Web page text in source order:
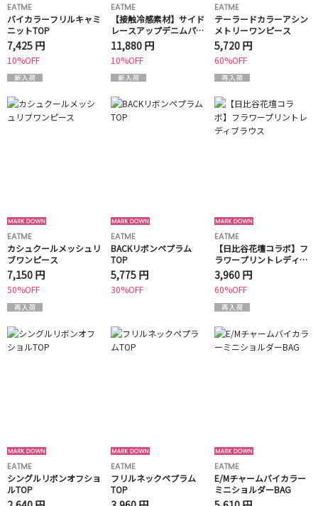
EATME
バイカラーフリルキャミ
ニットTOP
7,425 円
10%OFF
EATME
【接触冷感素材】サイド
レースアップデニムパン
ツ
11,880 円
10%OFF
EATME
テーラードカラーアシン
メトリーワンピース
5,720 円
60%OFF
EATME
カシュクールメッシュリ
ブワンピース
7,150 円
50%OFF
EATME
BACKリボンペプラム
TOP
5,775 円
30%OFF
EATME
【日比谷花壇コラボ】フ
ラワープリントレディブ
ラウス
3,960 円
60%OFF
EATME
シングルリボンオフショ
ルTOP
EATME
フリルネックペプラム
TOP
EATME
E/Mチャームバイカラー
ミニショルダーBAG